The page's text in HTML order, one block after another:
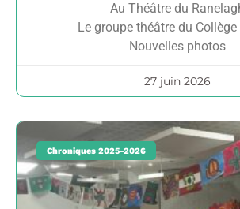
Au Théâtre du
Le groupe théâtre du
Nouvelles photos
27 juin 2026
Chroniques 2025-2026